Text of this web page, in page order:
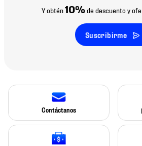
Y obtén10% de descuento y
Suscribirme
Contáctanos